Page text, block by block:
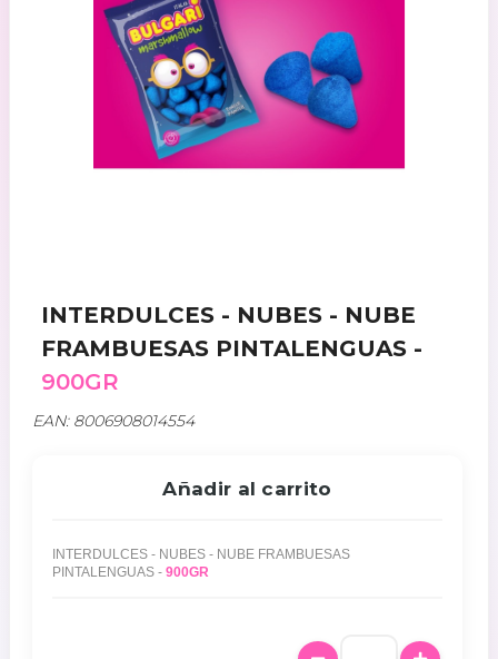
INTERDULCES - NUBES - NUBE
FRAMBUESAS PINTALENGUAS -
900GR
EAN: 8006908014554
Añadir al carrito
INTERDULCES - NUBES - NUBE FRAMBUESAS
PINTALENGUAS - 900GR